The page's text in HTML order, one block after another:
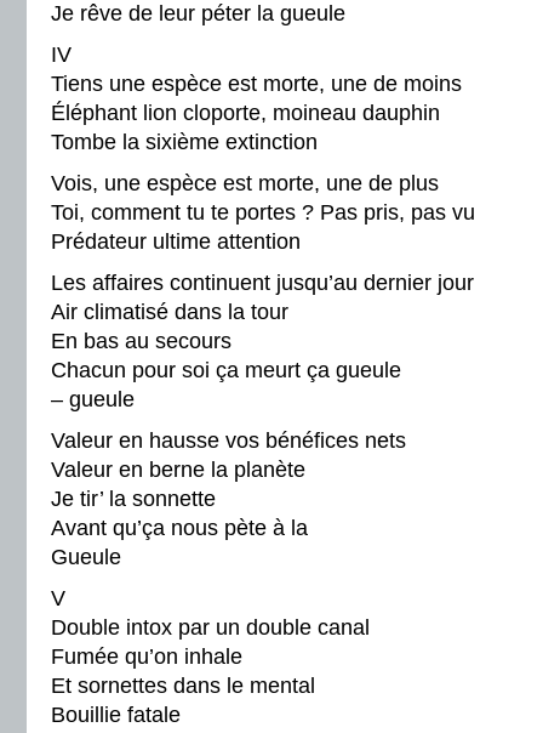
Je rêve de leur péter la gueule
IV
Tiens une espèce est morte, une de moins
Éléphant lion cloporte, moineau dauphin
Tombe la sixième extinction
Vois, une espèce est morte, une de plus
Toi, comment tu te portes ? Pas pris, pas vu
Prédateur ultime attention
Les affaires continuent jusqu’au dernier jour
Air climatisé dans la tour
En bas au secours
Chacun pour soi ça meurt ça gueule
– gueule
Valeur en hausse vos bénéfices nets
Valeur en berne la planète
Je tir’ la sonnette
Avant qu’ça nous pète à la
Gueule
V
Double intox par un double canal
Fumée qu’on inhale
Et sornettes dans le mental
Bouillie fatale